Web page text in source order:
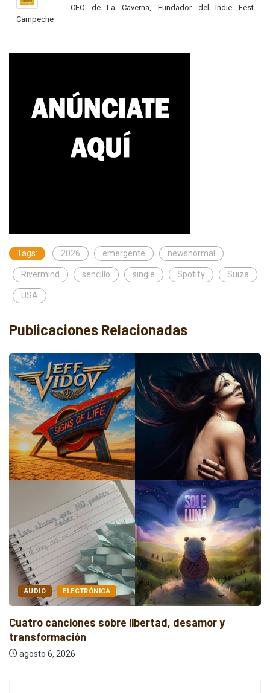
CEO de La Caverna, Fundador del Indie Fest
Campeche
Tags: 2026 emergente newsnormal
Rivermind sencillo single Spotify Suiza
USA
Publicaciones Relacionadas
AUDIO INDIE
Cuatro canciones independientes entre reflexión y
resistencia
agosto 6, 2026